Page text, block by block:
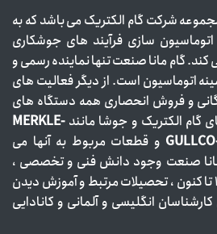
شرکت گام الکتریک می باشد که به
سازی فرآیند های جوشکاری
گام مانا صنعت تنها نماینده رسمی و
اتوماسیون است. از دیگر فعالیت های
و فروش انحصاری همه دستگاه های
گام الکتریک و جوشا مانند MERKLE-
و قطعات مربوط به آنها می
صنعت وجود دانش فنی و تخصصی ،
تجربه مستقیم از سال ۱۳۷۶ تا کنون ، تحصیلات مرتبط و آموزش دیدن
انگلیسی و آلمانی و کانادایی